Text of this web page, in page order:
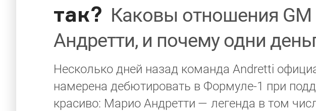
так? Каковы отношения GM
Андретти, и почему одни
Несколько дней назад команда Andretti
намерена дебютировать в Формуле-1 при
красиво: Марио Андретти — легенда в том